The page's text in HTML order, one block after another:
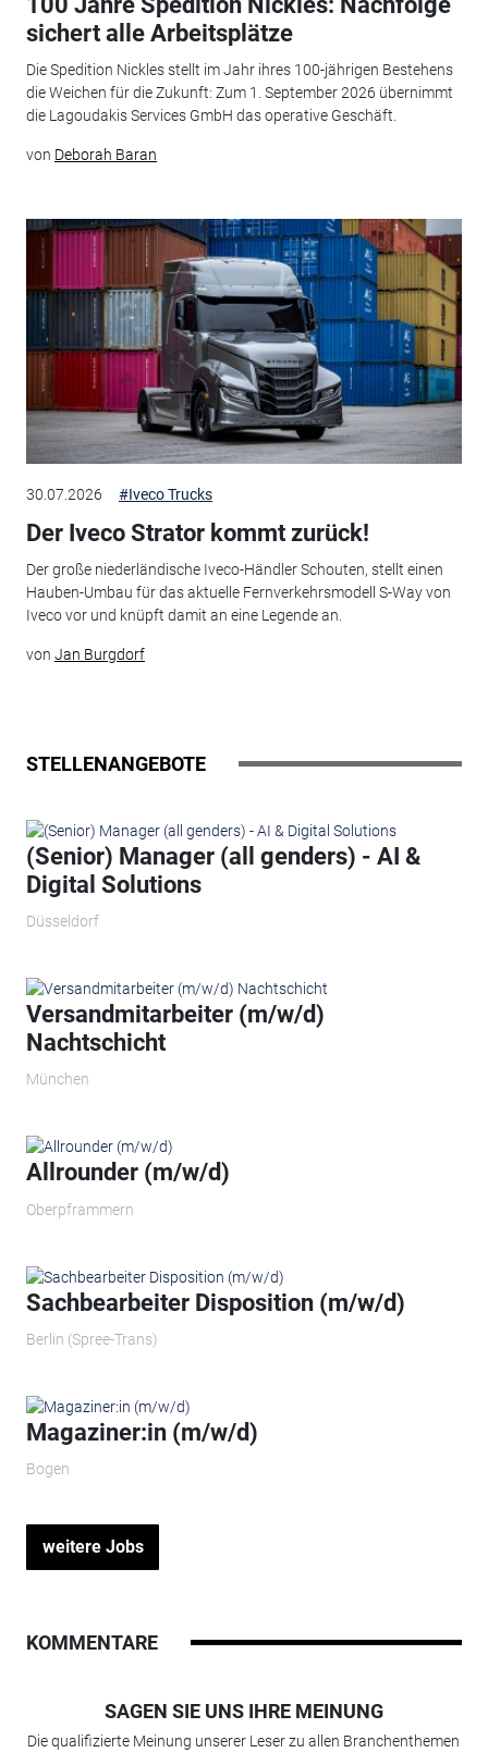
sichert alle Arbeitsplätze
Die Spedition Nickles stellt im Jahr ihres 100-jährigen Bestehens
die Weichen für die Zukunft: Zum 1. September 2026 übernimmt
die Lagoudakis Services GmbH das operative Geschäft.
von Deborah Baran
30.07.2026 #Iveco Trucks
Der Iveco Strator kommt zurück!
Der große niederländische Iveco-Händler Schouten, stellt einen
Hauben-Umbau für das aktuelle Fernverkehrsmodell S-Way von
Iveco vor und knüpft damit an eine Legende an.
von Jan Burgdorf
STELLENANGEBOTE
(Senior) Manager (all genders) - AI &
Digital Solutions
Düsseldorf
Versandmitarbeiter (m/w/d)
Nachtschicht
München
Allrounder (m/w/d)
Oberpframmern
Sachbearbeiter Disposition (m/w/d)
Berlin (Spree-Trans)
Magaziner:in (m/w/d)
Bogen
weitere Jobs
KOMMENTARE
SAGEN SIE UNS IHRE MEINUNG
Die qualifizierte Meinung unserer Leser zu allen Branchenthemen